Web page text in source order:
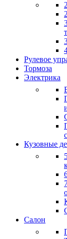
Рулевое
Тормоза
Электрика
Кузовные
Салон